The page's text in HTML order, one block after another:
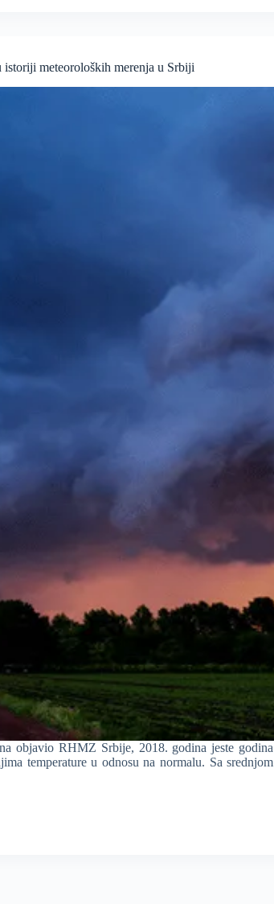
meteoroloških merenja u Srbiji
objavio RHMZ Srbije, 2018. godina jeste godina
temperature u odnosu na normalu. Sa srednjom